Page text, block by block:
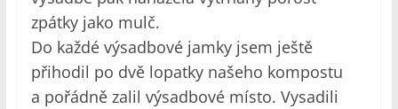
zpátky jako mulč.
Do každé výsadbové jamky jsem ještě
přihodil po dvě lopatky našeho kompostu
a pořádně zalil výsadbové místo. Vysadili